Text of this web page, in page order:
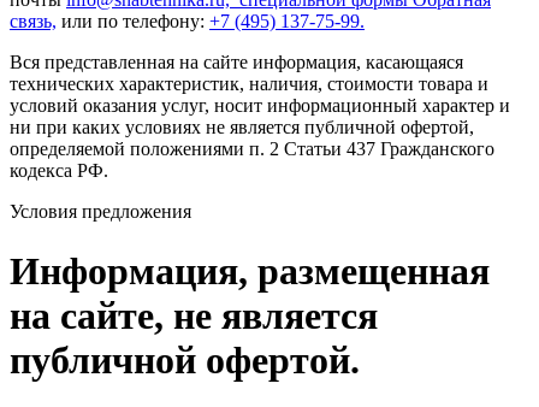
связь, или по телефону: +7 (495) 137-75-99.
Вся представленная на сайте информация, касающаяся
технических характеристик, наличия, стоимости товара и
условий оказания услуг, носит информационный характер и
ни при каких условиях не является публичной офертой,
определяемой положениями п. 2 Статьи 437 Гражданского
кодекса РФ.
Условия предложения
Информация, размещенная
на сайте, не является
публичной офертой.